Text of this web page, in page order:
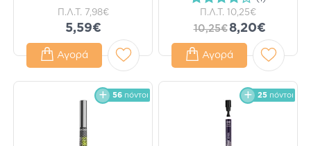
Π.Λ.Τ. 7,98€
5,59€
Αγορά
Π.Λ.Τ. 10,25€
10,25€ 8,20€
Αγορά
56 πόντοι 25 πόντοι